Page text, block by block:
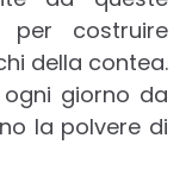
costruire
della contea.
giorno da
la polvere di